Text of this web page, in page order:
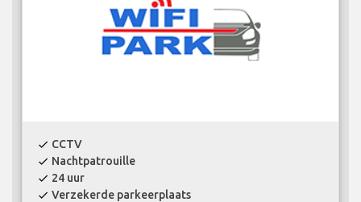
check CCTV
check Nachtpatrouille
check 24 uur
check Verzekerde parkeerplaats